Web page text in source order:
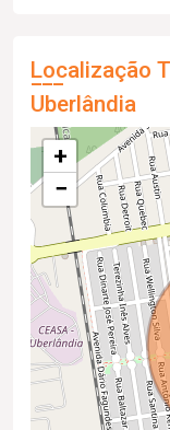
Localização
Uberlândia
+
−